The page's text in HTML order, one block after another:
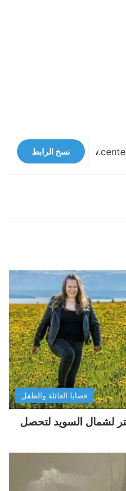
نسخ الرابط
قضايا العائلة والطفل
تنتقل 900 كيلومتر لشمال السويد لتحصل